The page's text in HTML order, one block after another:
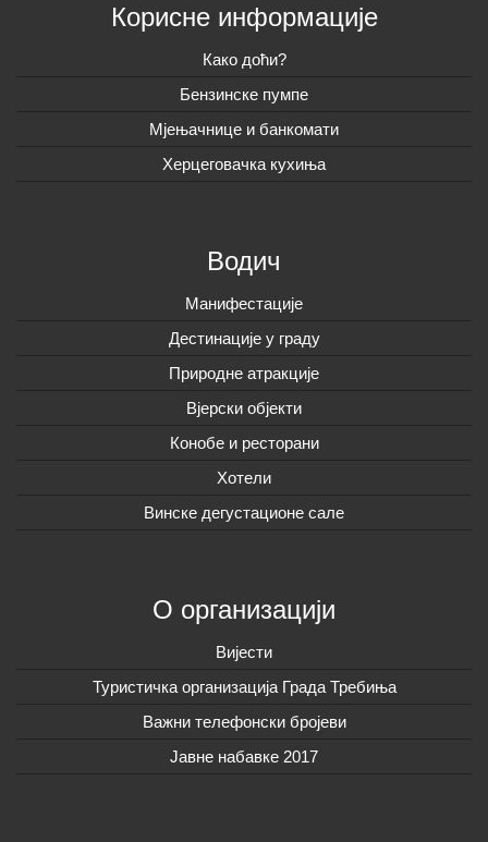
Корисне информације
Како доћи?
Бензинске пумпе
Мјењачнице и банкомати
Херцеговачка кухиња
Водич
Манифестације
Дестинације у граду
Природне атракције
Вјерски објекти
Конобе и ресторани
Хотели
Винске дегустационе сале
О организацији
Вијeсти
Туристичка организација Града Требиња
Важни телефонски бројеви
Јавне набавке 2017